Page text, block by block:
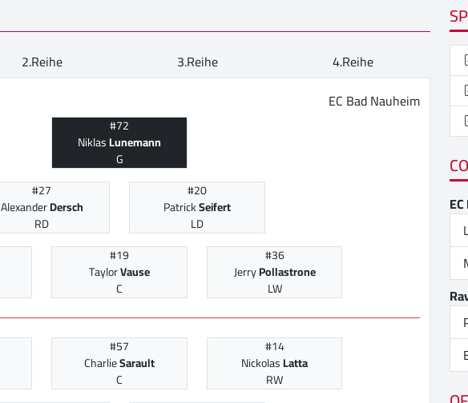
2.Reihe 3.Reihe
4.Reihe
EC Bad Nauheim
#72
NiklasLunemann
G
#27
AlexanderDersch
RD
#20
PatrickSeifert
LD
#19
TaylorVause
C
#36
JerryPollastrone
LW
#57
CharlieSarault
C
#14
NickolasLatta
RW